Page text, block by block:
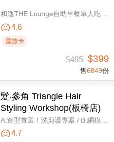
和逸THE Lounge自助早餐單人吃到飽
4.6
國旅卡
$495 $399
售6849份
髮‧參角 Triangle Hair
Styling Workshop(板橋店)
4.7